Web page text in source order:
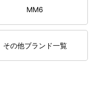
MM6
その他ブランド一覧